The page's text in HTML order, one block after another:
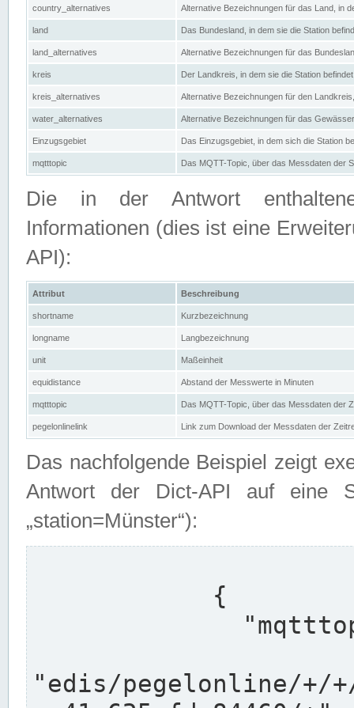
country_alternatives Alternative Bezeichnungen für das Land, in
land Das Bundesland, in dem sie die Station
land_alternatives Alternative Bezeichnungen für das
kreis Der Landkreis, in dem sie die Station befindet
kreis_alternatives Alternative Bezeichnungen für den
water_alternatives Alternative Bezeichnungen für das
Einzugsgebiet Das Einzugsgebiet, in dem sich die Station
mqtttopic Das MQTT-Topic, über das Messdaten der
Die in der Antwort
Informationen (dies ist eine
API):
Attribut Beschreibung
shortname Kurzbezeichnung
longname Langbezeichnung
unit Maßeinheit
equidistance Abstand der Messwerte in Minuten
mqtttopic Das MQTT-Topic, über das Messdaten der
pegelonlinelink Link zum Download der Messdaten der
Das nachfolgende Beispiel zeigt
Antwort der Dict-API auf eine
„station=Münster“):
"edis/pegelonline/+/